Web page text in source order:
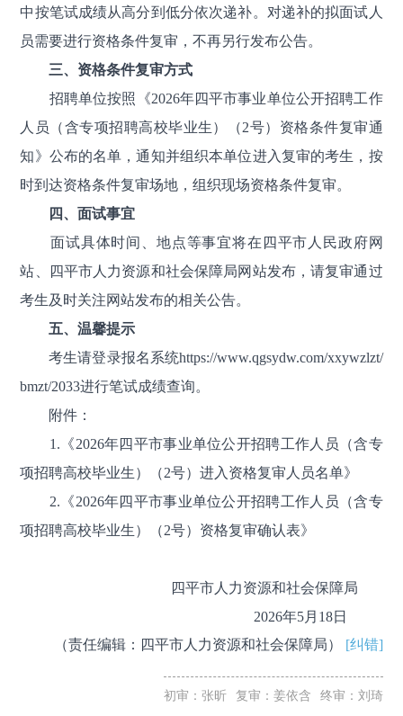
中按笔试成绩从高分到低分依次递补。对递补的拟面试人
员需要进行资格条件复审，不再另行发布公告。
三、资格条件复审方式
招聘单位按照《2026年四平市事业单位公开招聘工作
人员（含专项招聘高校毕业生）（2号）资格条件复审通
知》公布的名单，通知并组织本单位进入复审的考生，按
时到达资格条件复审场地，组织现场资格条件复审。
四、面试事宜
面试具体时间、地点等事宜将在四平市人民政府网
站、四平市人力资源和社会保障局网站发布，请复审通过
考生及时关注网站发布的相关公告。
五、温馨提示
考生请登录报名系统https://www.qgsydw.com/xxywzlzt/
bmzt/2033进行笔试成绩查询。
附件：
1.《2026年四平市事业单位公开招聘工作人员（含专
项招聘高校毕业生）（2号）进入资格复审人员名单》
2.《2026年四平市事业单位公开招聘工作人员（含专
项招聘高校毕业生）（2号）资格复审确认表》
四平市人力资源和社会保障局
2026年5月18日
（责任编辑：四平市人力资源和社会保障局） [纠错]
初审：张昕 复审：姜依含 终审：刘琦